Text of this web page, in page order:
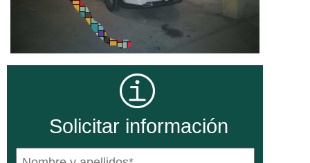
Solicitar información